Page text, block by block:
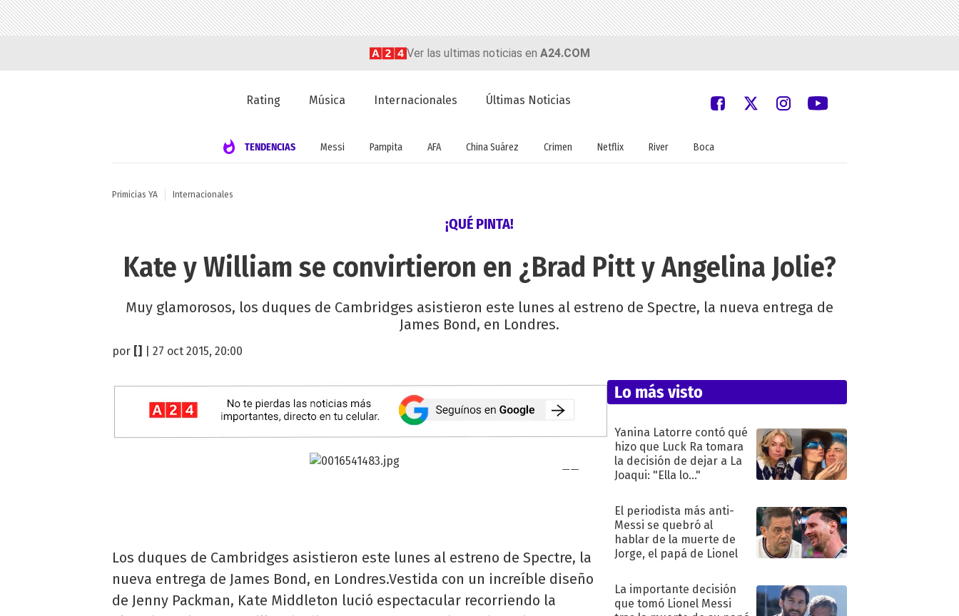
Ver las ultimas noticias en A24.COM
Rating Música Internacionales Últimas Noticias
TENDENCIAS Messi Pampita AFA China Suárez Crimen Netflix River Boca
Primicias YA Internacionales
¡QUÉ PINTA!
Kate y William se convirtieron en ¿Brad Pitt y Angelina Jolie?
Muy glamorosos, los duques de Cambridges asistieron este lunes al estreno de Spectre, la nueva entrega de
James Bond, en Londres.
por | 27 oct 2015, 20:00
Los duques de Cambridges asistieron este lunes al estreno de Spectre, la
nueva entrega de James Bond, en Londres.Vestida con un increíble diseño
de Jenny Packman, Kate Middleton lució espectacular recorriendo la
Lo más visto
Yanina Latorre contó qué
hizo que Luck Ra tomara
la decisión de dejar a La
Joaqui: "Ella lo..."
El periodista más anti-
Messi se quebró al
hablar de la muerte de
Jorge, el papá de Lionel
La importante decisión
que tomó Lionel Messi